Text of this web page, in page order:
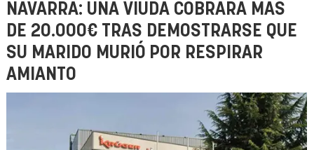
NAVARRA: UNA VIUDA COBRARÁ MÁS
DE 20.000€ TRAS DEMOSTRARSE QUE
SU MARIDO MURIÓ POR RESPIRAR
AMIANTO